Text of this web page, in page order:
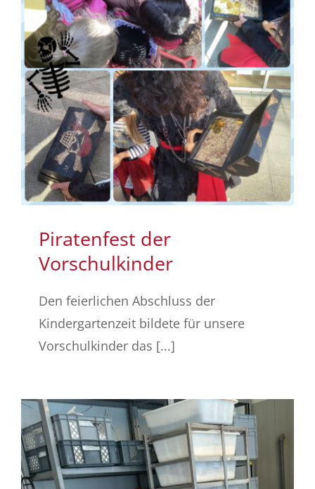
Piratenfest der
Vorschulkinder
Den feierlichen Abschluss der
Kindergartenzeit bildete für unsere
Vorschulkinder das [...]